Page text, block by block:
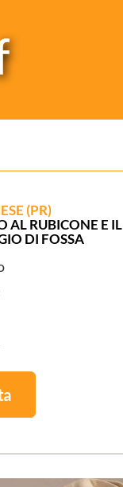
(PR)
AL RUBICONE E IL
DI FOSSA